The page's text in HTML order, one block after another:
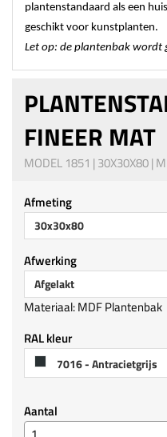
plantenstandaard als een
geschikt voor kunstplanten.
Let op: de plantenbak wordt
FINEER MAT
MODEL 1851 | 30X30X80 |
Afmeting
30x30x80
Afwerking
Afgelakt
Materiaal: MDF Plantenbak
RAL kleur
7016 - Antracietgrijs
Aantal